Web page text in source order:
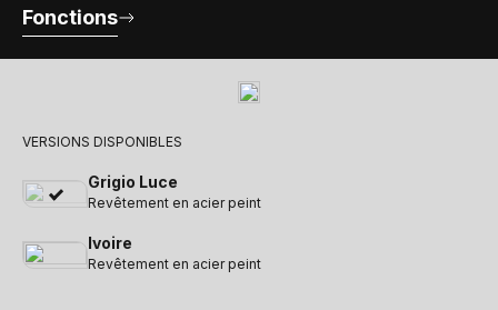
Fonctions
VERSIONS DISPONIBLES
Grigio Luce
Revêtement en acier peint
Ivoire
Revêtement en acier peint